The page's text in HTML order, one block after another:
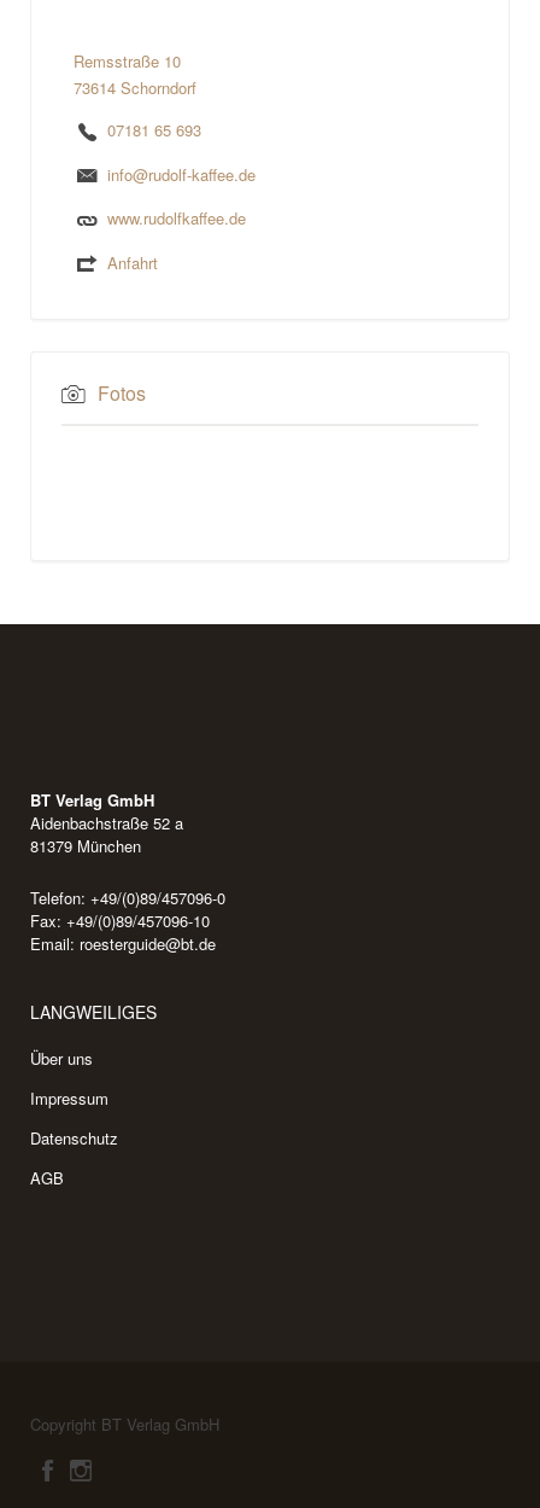
Remsstraße 10
73614 Schorndorf
07181 65 693
info@rudolf-kaffee.de
www.rudolfkaffee.de
Anfahrt
Fotos
BT Verlag GmbH
Aidenbachstraße 52 a
81379 München
Telefon: +49/(0)89/457096-0
Fax: +49/(0)89/457096-10
Email: roesterguide@bt.de
LANGWEILIGES
Über uns
Impressum
Datenschutz
AGB
Copyright BT Verlag GmbH